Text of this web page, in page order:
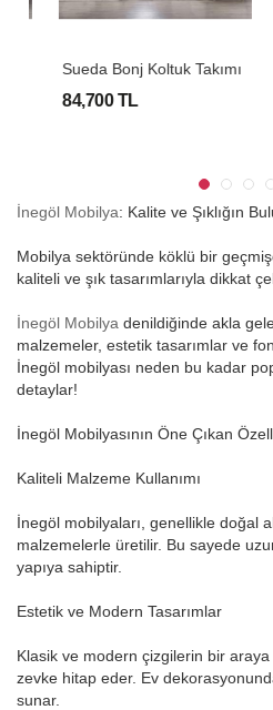
Sueda Bonj Koltuk Takımı
84,700 TL
İnegöl Mobilya: Kalite ve Şıklığın
Mobilya sektöründe köklü bir
kaliteli ve şık tasarımlarıyla dikkat
İnegöl Mobilya denildiğinde akla
malzemeler, estetik tasarımlar ve
İnegöl mobilyası neden bu kadar
detaylar!
İnegöl Mobilyasının Öne Çıkan
Kaliteli Malzeme Kullanımı
İnegöl mobilyaları, genellikle doğal
malzemelerle üretilir. Bu sayede
yapıya sahiptir.
Estetik ve Modern Tasarımlar
Klasik ve modern çizgilerin bir
zevke hitap eder. Ev
sunar.